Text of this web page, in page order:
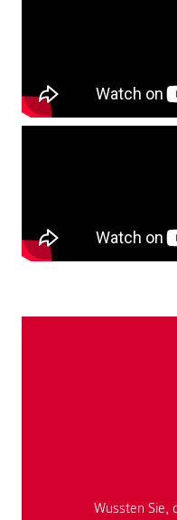
Wussten Sie,